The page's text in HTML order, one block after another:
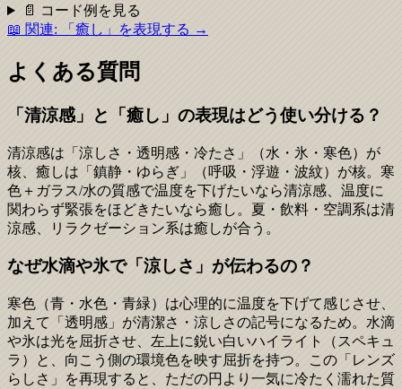
📄 コード例を見る
📖 関連:
「癒し」を表現する →
よくある質問
「清涼感」と「癒し」の表現はどう使い分ける？
清涼感は「涼しさ・透明感・冷たさ」（水・氷・寒色）が
核、癒しは「鎮静・ゆらぎ」（呼吸・浮遊・波紋）が核。寒
色＋ガラス/水の質感で温度を下げたいなら清涼感、温度に
関わらず緊張をほどきたいなら癒し。夏・飲料・空調系は清
涼感、リラクゼーション系は癒しが合う。
なぜ水滴や氷で「涼しさ」が伝わるの？
寒色（青・水色・青緑）は心理的に温度を下げて感じさせ、
加えて「透明感」が清潔さ・涼しさの記号になるため。水滴
や氷は光を屈折させ、左上に鋭い白いハイライト（スペキュ
ラ）と、向こう側の環境色を映す屈折を持つ。この「レンズ
らしさ」を再現すると、ただの円より一気に冷たく濡れた質